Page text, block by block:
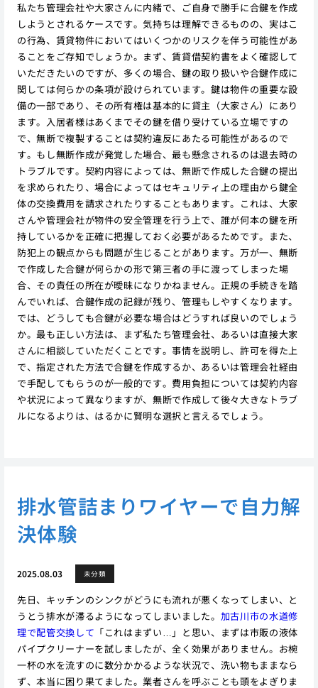
私たち管理会社や大家さんに内緒で、ご自身で勝手に合鍵を作成
しようとされるケースです。気持ちは理解できるものの、実はこ
の行為、賃貸物件においてはいくつかのリスクを伴う可能性があ
ることをご存知でしょうか。まず、賃貸借契約書をよく確認して
いただきたいのですが、多くの場合、鍵の取り扱いや合鍵作成に
関しては何らかの条項が設けられています。鍵は物件の重要な設
備の一部であり、その所有権は基本的に貸主（大家さん）にあり
ます。入居者様はあくまでその鍵を借り受けている立場ですの
で、無断で複製することは契約違反にあたる可能性があるので
す。もし無断作成が発覚した場合、最も懸念されるのは退去時の
トラブルです。契約内容によっては、無断で作成した合鍵の提出
を求められたり、場合によってはセキュリティ上の理由から鍵全
体の交換費用を請求されたりすることもあります。これは、大家
さんや管理会社が物件の安全管理を行う上で、誰が何本の鍵を所
持しているかを正確に把握しておく必要があるためです。また、
防犯上の観点からも問題が生じることがあります。万が一、無断
で作成した合鍵が何らかの形で第三者の手に渡ってしまった場
合、その責任の所在が曖昧になりかねません。正規の手続きを踏
んでいれば、合鍵作成の記録が残り、管理もしやすくなります。
では、どうしても合鍵が必要な場合はどうすれば良いのでしょう
か。最も正しい方法は、まず私たち管理会社、あるいは直接大家
さんに相談していただくことです。事情を説明し、許可を得た上
で、指定された方法で合鍵を作成するか、あるいは管理会社経由
で手配してもらうのが一般的です。費用負担については契約内容
や状況によって異なりますが、無断で作成して後々大きなトラブ
ルになるよりは、はるかに賢明な選択と言えるでしょう。
排水管詰まりワイヤーで自力解
決体験
2025.08.03 未分類
先日、キッチンのシンクがどうにも流れが悪くなってしまい、と
うとう排水が滞るようになってしまいました。 加古川市の水道修
理で配管交換して 「これはまずい…」と思い、まずは市販の液体
パイプクリーナーを試しましたが、全く効果がありません。お椀
一杯の水を流すのに数分かかるような状況で、洗い物もままなら
ず、本当に困り果てました。業者さんを呼ぶことも頭をよぎりま